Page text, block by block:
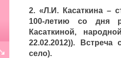
2. «Л.И. Касаткина –
100-летию со дня
Касаткиной,
22.02.2012)).
село).